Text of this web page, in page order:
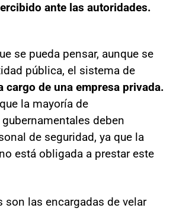
ante las autoridades.
se pueda pensar, aunque se
pública, el sistema de
cargo de una empresa privada.
la mayoría de
deben
de seguridad, ya que la
está obligada a prestar este
son las encargadas de velar